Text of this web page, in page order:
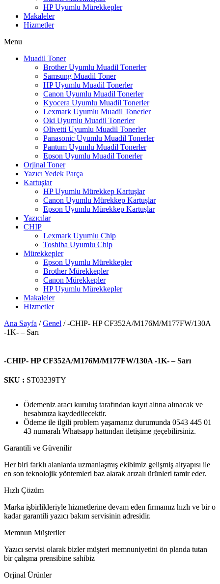
HP Uyumlu Mürekkepler
Makaleler
Hizmetler
Menu
Muadil Toner
Brother Uyumlu Muadil Tonerler
Samsung Muadil Toner
HP Uyumlu Muadil Tonerler
Canon Uyumlu Muadil Tonerler
Kyocera Uyumlu Muadil Tonerler
Lexmark Uyumlu Muadil Tonerler
Oki Uyumlu Muadil Tonerler
Olivetti Uyumlu Muadil Tonerler
Panasonic Uyumlu Muadil Tonerler
Pantum Uyumlu Muadil Tonerler
Epson Uyumlu Muadil Tonerler
Orjinal Toner
Yazıcı Yedek Parça
Kartuşlar
HP Uyumlu Mürekkep Kartuşlar
Canon Uyumlu Mürekkep Kartuşlar
Epson Uyumlu Mürekkep Kartuşlar
Yazıcılar
CHIP
Lexmark Uyumlu Chip
Toshiba Uyumlu Chip
Mürekkepler
Epson Uyumlu Mürekkepler
Brother Mürekkepler
Canon Mürekkepler
HP Uyumlu Mürekkepler
Makaleler
Hizmetler
Ana Sayfa /Genel / -CHIP- HP CF352A/M176M/M177FW/130A
-1K- – Sarı
-CHIP- HP CF352A/M176M/M177FW/130A -1K- – Sarı
SKU : ST03239TY
Ödemeniz aracı kuruluş tarafından kayıt altına alınacak ve
hesabınıza kaydedilecektir.
Ödeme ile ilgili problem yaşamanız durumunda 0543 445 01
43 numaralı Whatsapp hattından iletişime geçebilirsiniz.
Garantili ve Güvenilir
Her biri farklı alanlarda uzmanlaşmış ekibimiz gelişmiş altyapısı ile
en son teknolojik yöntemleri baz alarak arızalı ürünleri tamir eder.
Hızlı Çözüm
Marka işbirlikleriyle hizmetlerine devam eden firmamız hızlı ve bir o
kadar garantili yazıcı bakım servisinin adresidir.
Memnun Müşteriler
Yazıcı servisi olarak bizler müşteri memnuniyetini ön planda tutan
bir çalışma prensibine sahibiz
Orjinal Ürünler